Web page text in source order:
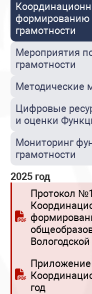
формированию
грамотности
Мероприятия
грамотности
Методические
Цифровые
и оценки
Мониторинг
грамотности
2025 год
Протокол №1
год